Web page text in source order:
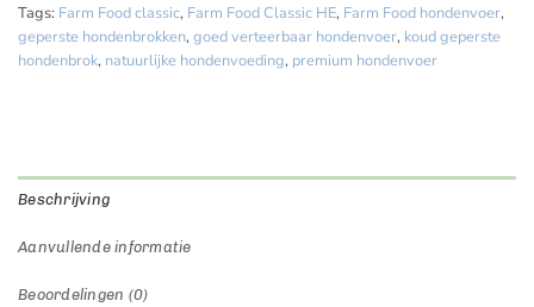
Tags: Farm Food classic, Farm Food Classic HE, Farm Food hondenvoer,
geperste hondenbrokken, goed verteerbaar hondenvoer, koud geperste
hondenbrok, natuurlijke hondenvoeding, premium hondenvoer
Beschrijving
Aanvullende informatie
Beoordelingen (0)